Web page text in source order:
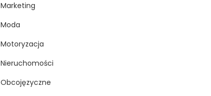
Marketing
Moda
Motoryzacja
Nieruchomości
Obcojęzyczne